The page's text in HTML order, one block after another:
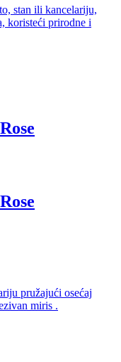
stan ili kancelariju,
koristeći prirodne i
pružajući osećaj
miris .